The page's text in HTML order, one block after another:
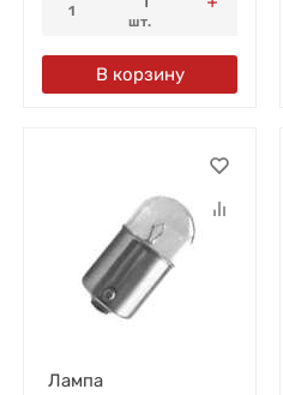
1
шт.
В корзину
Лампа